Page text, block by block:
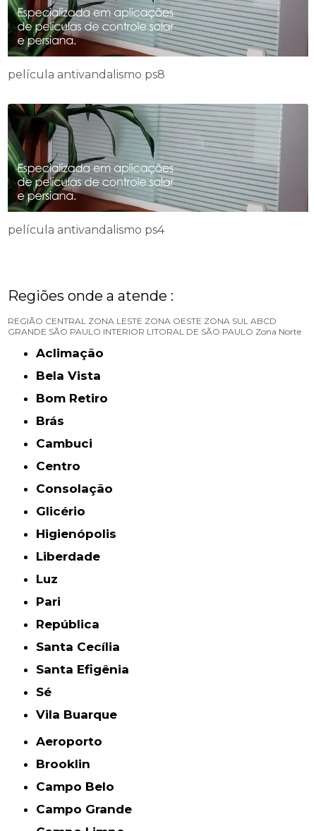
película antivandalismo ps8
película antivandalismo ps4
Regiões onde a atende :
REGIÃO CENTRAL ZONA LESTE ZONA OESTE ZONA SUL ABCD
GRANDE SÃO PAULO INTERIOR LITORAL DE SÃO PAULO Zona Norte
Aclimação
Bela Vista
Bom Retiro
Brás
Cambuci
Centro
Consolação
Glicério
Higienópolis
Liberdade
Luz
Pari
República
Santa Cecília
Santa Efigênia
Sé
Vila Buarque
Aeroporto
Brooklin
Campo Belo
Campo Grande